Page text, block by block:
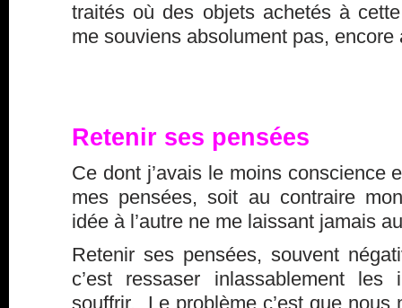
traités où des objets achetés à
me souviens absolument pas, encore
Retenir ses pensées
Ce dont j’avais le moins conscience
mes pensées, soit au contraire
idée à l’autre ne me laissant jamais
Retenir ses pensées, souvent
c’est ressaser inlassablement
souffrir. Le problème c’est que nous